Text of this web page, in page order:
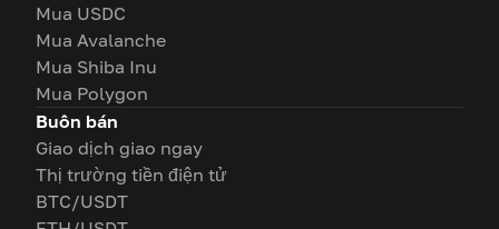
Mua USDC
Mua Avalanche
Mua Shiba Inu
Mua Polygon
Buôn bán
Giao dịch giao ngay
Thị trường tiền điện tử
BTC/USDT